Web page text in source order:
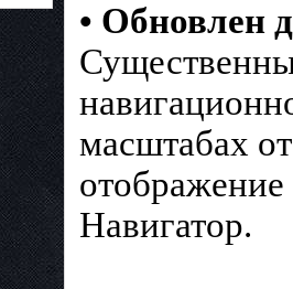
• Обновлен
масштабах
Навигатор.